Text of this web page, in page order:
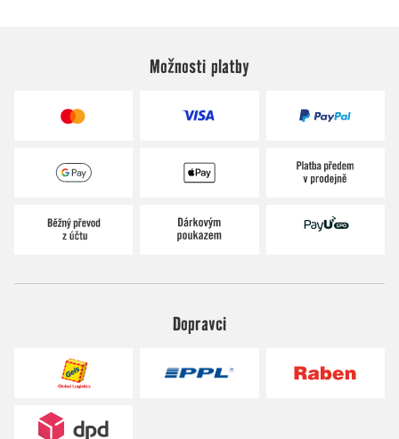
Možnosti platby
Dopravci